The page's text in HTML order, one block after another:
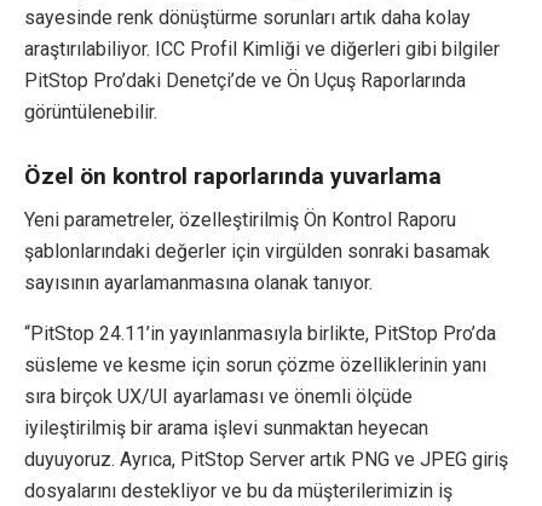
sayesinde renk dönüştürme sorunları artık daha kolay
araştırılabiliyor. ICC Profil Kimliği ve diğerleri gibi bilgiler
PitStop Pro’daki Denetçi’de ve Ön Uçuş Raporlarında
görüntülenebilir.
Özel ön kontrol raporlarında yuvarlama
Yeni parametreler, özelleştirilmiş Ön Kontrol Raporu
şablonlarındaki değerler için virgülden sonraki basamak
sayısının ayarlamanmasına olanak tanıyor.
“PitStop 24.11’in yayınlanmasıyla birlikte, PitStop Pro’da
süsleme ve kesme için sorun çözme özelliklerinin yanı
sıra birçok UX/UI ayarlaması ve önemli ölçüde
iyileştirilmiş bir arama işlevi sunmaktan heyecan
duyuyoruz. Ayrıca, PitStop Server artık PNG ve JPEG giriş
dosyalarını destekliyor ve bu da müşterilerimizin iş